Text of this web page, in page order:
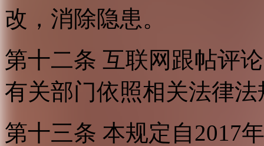
改，消除隐患。
第十二条 互联网跟帖评
有关部门依照相关法律
第十三条 本规定自2017